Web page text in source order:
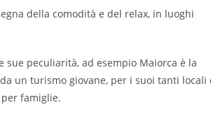
della comodità e del relax, in luoghi
sue peculiarità, ad esempio Maiorca è la
un turismo giovane, per i suoi tanti locali
famiglie.